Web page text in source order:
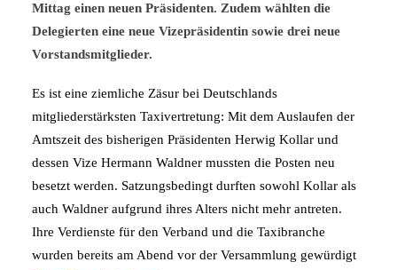
Mittag einen neuen Präsidenten. Zudem wählten die
Delegierten eine neue Vizepräsidentin sowie drei neue
Vorstandsmitglieder.
Es ist eine ziemliche Zäsur bei Deutschlands
mitgliederstärksten Taxivertretung: Mit dem Auslaufen der
Amtszeit des bisherigen Präsidenten Herwig Kollar und
dessen Vize Hermann Waldner mussten die Posten neu
besetzt werden. Satzungsbedingt durften sowohl Kollar als
auch Waldner aufgrund ihres Alters nicht mehr antreten.
Ihre Verdienste für den Verband und die Taxibranche
wurden bereits am Abend vor der Versammlung gewürdigt